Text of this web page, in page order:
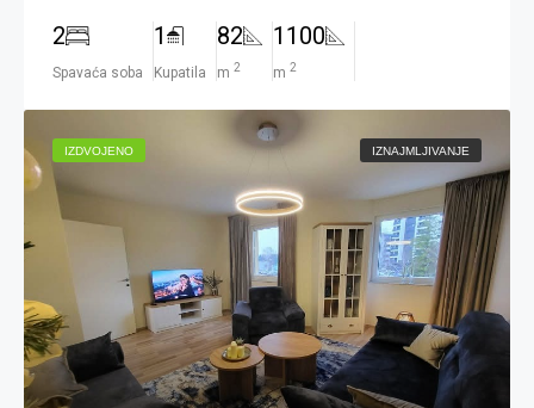
2
Spavaća soba
1
Kupatila
82
m 2
1100
m 2
IZDVOJENO IZNAJMLJIVANJE